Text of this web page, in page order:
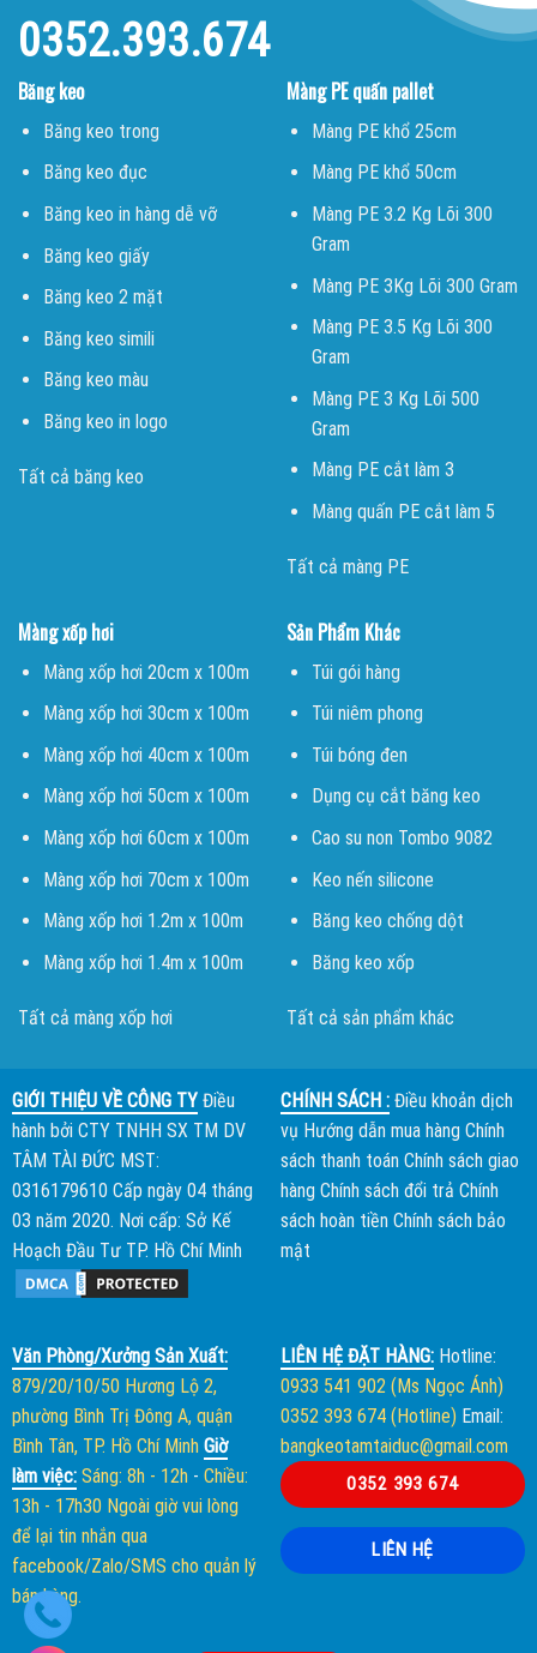
0352.393.674
Băng keo
Băng keo trong
Băng keo đục
Băng keo in hàng dễ vỡ
Băng keo giấy
Băng keo 2 mặt
Băng keo simili
Băng keo màu
Băng keo in logo
Tất cả băng keo
Màng PE quấn pallet
Màng PE khổ 25cm
Màng PE khổ 50cm
Màng PE 3.2 Kg Lõi 300
Gram
Màng PE 3Kg Lõi 300 Gram
Màng PE 3.5 Kg Lõi 300
Gram
Màng PE 3 Kg Lõi 500
Gram
Màng PE cắt làm 3
Màng quấn PE cắt làm 5
Tất cả màng PE
Màng xốp hơi
Màng xốp hơi 20cm x 100m
Màng xốp hơi 30cm x 100m
Màng xốp hơi 40cm x 100m
Màng xốp hơi 50cm x 100m
Màng xốp hơi 60cm x 100m
Màng xốp hơi 70cm x 100m
Màng xốp hơi 1.2m x 100m
Màng xốp hơi 1.4m x 100m
Tất cả màng xốp hơi
Sản Phẩm Khác
Túi gói hàng
Túi niêm phong
Túi bóng đen
Dụng cụ cắt băng keo
Cao su non Tombo 9082
Keo nến silicone
Băng keo chống dột
Băng keo xốp
Tất cả sản phẩm khác
GIỚI THIỆU VỀ CÔNG TYĐiều
hành bởi CTY TNHH SX TM DV
TÂM TÀI ĐỨC MST:
0316179610 Cấp ngày 04 tháng
03 năm 2020. Nơi cấp: Sở Kế
Hoạch Đầu Tư TP. Hồ Chí Minh
CHÍNH SÁCH : Điều khoản dịch
vụ Hướng dẫn mua hàng Chính
sách thanh toán Chính sách giao
hàng Chính sách đổi trả Chính
sách hoàn tiền Chính sách bảo
mật
Văn Phòng/Xưởng Sản Xuất:
879/20/10/50 Hương Lộ 2,
phường Bình Trị Đông A, quận
Bình Tân, TP. Hồ Chí Minh Giờ
làm việc: Sáng: 8h - 12h- Chiều:
13h - 17h30 Ngoài giờ vui lòng
để lại tin nhắn qua
facebook/Zalo/SMS cho quản lý
bán hàng.
LIÊN HỆ ĐẶT HÀNG:Hotline:
0933 541 902 (Ms Ngọc Ánh)
0352 393 674 (Hotline) Email:
bangkeotamtaiduc@gmail.com
0352 393 674
LIÊN HỆ